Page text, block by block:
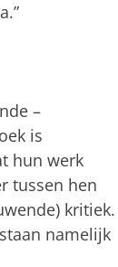
–
is
hun werk
tussen hen
kritiek.
namelijk